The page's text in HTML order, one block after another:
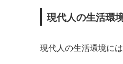
現代人の生活環
現代人の生活環境に